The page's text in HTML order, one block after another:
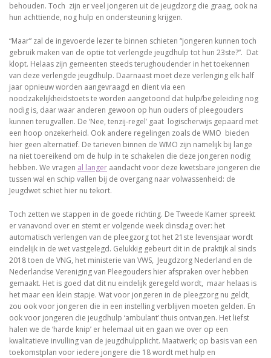
behouden. Toch zijn er veel jongeren uit de jeugdzorg die graag, ook na
hun achttiende, nog hulp en ondersteuning krijgen.
“Maar” zal de ingevoerde lezer te binnen schieten “jongeren kunnen toch
gebruik maken van de optie tot verlengde jeugdhulp tot hun 23ste?”. Dat
klopt. Helaas zijn gemeenten steeds terughoudender in het toekennen
van deze verlengde jeugdhulp. Daarnaast moet deze verlenging elk half
jaar opnieuw worden aangevraagd en dient via een
noodzakelijkheidstoets te worden aangetoond dat hulp/begeleiding nog
nodig is, daar waar anderen gewoon op hun ouders of pleegouders
kunnen terugvallen. De ‘Nee, tenzij-regel’ gaat logischerwijs gepaard met
een hoop onzekerheid. Ook andere regelingen zoals de WMO bieden
hier geen alternatief. De tarieven binnen de WMO zijn namelijk bij lange
na niet toereikend om de hulp in te schakelen die deze jongeren nodig
hebben. We vragen al langer aandacht voor deze kwetsbare jongeren die
tussen wal en schip vallen bij de overgang naar volwassenheid: de
Jeugdwet schiet hier nu tekort.
Toch zetten we stappen in de goede richting. De Tweede Kamer spreekt
er vanavond over en stemt er volgende week dinsdag over: het
automatisch verlengen van de pleegzorg tot het 21ste levensjaar wordt
eindelijk in de wet vastgelegd. Gelukkig gebeurt dit in de praktijk al sinds
2018 toen de VNG, het ministerie van VWS, Jeugdzorg Nederland en de
Nederlandse Vereniging van Pleegouders hier afspraken over hebben
gemaakt. Het is goed dat dit nu eindelijk geregeld wordt, maar helaas is
het maar een klein stapje. Wat voor jongeren in de pleegzorg nu geldt,
zou ook voor jongeren die in een instelling verblijven moeten gelden. En
ook voor jongeren die jeugdhulp ‘ambulant’ thuis ontvangen. Het liefst
halen we de ‘harde knip’ er helemaal uit en gaan we over op een
kwalitatieve invulling van de jeugdhulpplicht. Maatwerk; op basis van een
toekomstplan voor iedere jongere die 18 wordt met hulp en